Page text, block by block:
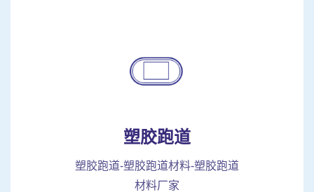
塑胶跑道
塑胶跑道-塑胶跑道材料-塑胶跑道
材料厂家